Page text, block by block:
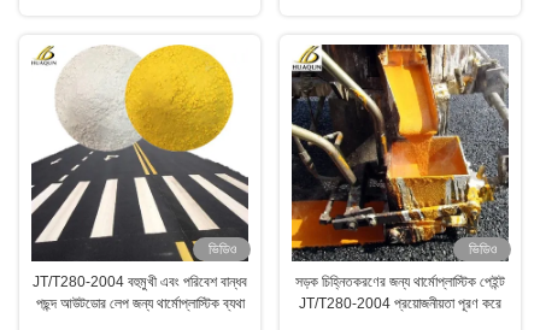
ভিডিও
JT/T280-2004 বহুমুখী এবং পরিবেশ বান্ধব
পছন্দ আউটডোর লেপ জন্য থার্মোপ্লাস্টিক ব্যথা
ভিডিও
সড়ক চিহ্নিতকরণের জন্য থার্মোপ্লাস্টিক পেইন্ট
JT/T280-2004 প্রয়োজনীয়তা পূরণ করে